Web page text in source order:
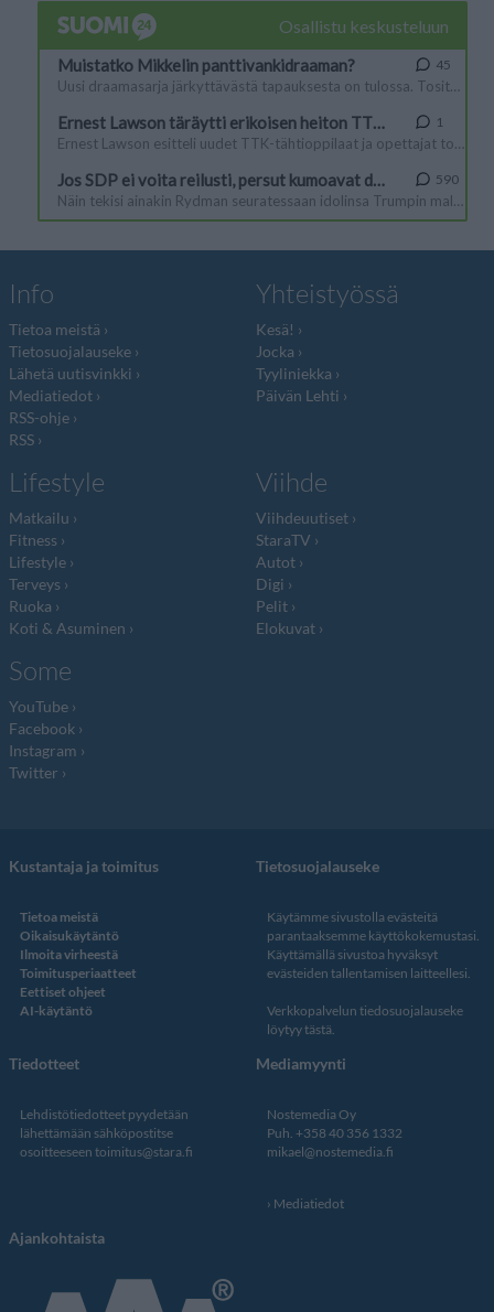
Info
Tietoa meistä
Tietosuojalauseke
Lähetä uutisvinkki
Mediatiedot
RSS-ohje
RSS
Yhteistyössä
Kesä!
Jocka
Tyyliniekka
Päivän Lehti
Lifestyle
Matkailu
Fitness
Lifestyle
Terveys
Ruoka
Koti & Asuminen
Viihde
Viihdeuutiset
StaraTV
Autot
Digi
Pelit
Elokuvat
Some
YouTube
Facebook
Instagram
Twitter
Kustantaja ja toimitus
Tietoa meistä
Oikaisukäytäntö
Ilmoita virheestä
Toimitusperiaatteet
Eettiset ohjeet
AI-käytäntö
Tietosuojalauseke
Käytämme sivustolla evästeitä
parantaaksemme käyttökokemustasi.
Käyttämällä sivustoa hyväksyt
evästeiden tallentamisen laitteellesi.
Verkkopalvelun tiedosuojalauseke
löytyy tästä.
Tiedotteet
Lehdistötiedotteet pyydetään
lähettämään sähköpostitse
osoitteeseen toimitus@stara.fi
Mediamyynti
Nostemedia Oy
Puh. +358 40 356 1332
mikael@nostemedia.fi
Mediatiedot
Ajankohtaista